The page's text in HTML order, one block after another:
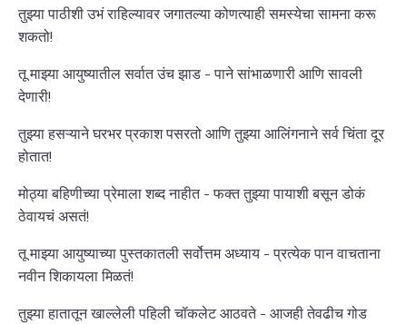
तुझ्या पाठीशी उभं राहिल्यावर जगातल्या कोणत्याही समस्येचा सामना करू
शकतो!
तू माझ्या आयुष्यातील सर्वात उंच झाड - पाने सांभाळणारी आणि सावली
देणारी!
तुझ्या हसऱ्याने घरभर प्रकाश पसरतो आणि तुझ्या आलिंगनाने सर्व चिंता दूर
होतात!
मोठ्या बहिणीच्या प्रेमाला शब्द नाहीत - फक्त तुझ्या पायाशी बसून डोकं
ठेवायचं असतं!
तू माझ्या आयुष्याच्या पुस्तकातली सर्वोत्तम अध्याय - प्रत्येक पान वाचताना
नवीन शिकायला मिळतं!
तुझ्या हातातून खाल्लेली पहिली चॉकलेट आठवते - आजही तेवढीच गोड